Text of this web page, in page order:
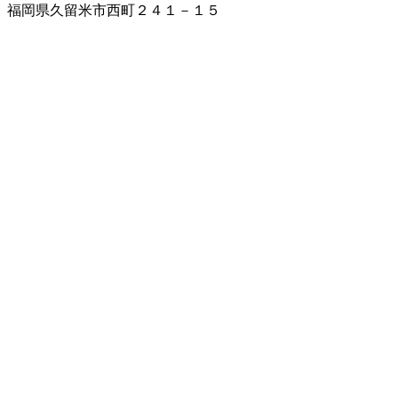
福岡県久留米市西町２４１－１５